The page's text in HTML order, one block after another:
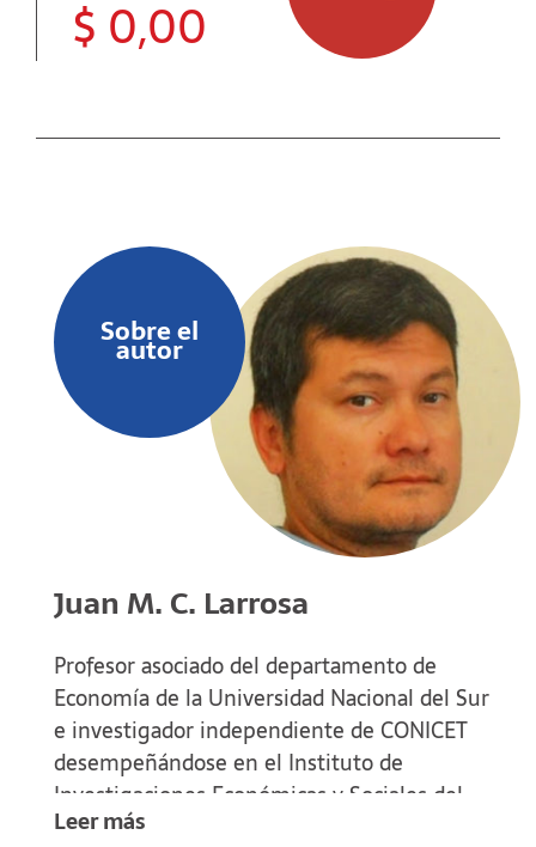
$ 0,00
Sobre el
autor
Juan M. C. Larrosa
Profesor asociado del departamento de
Economía de la Universidad Nacional del Sur
e investigador independiente de CONICET
desempeñándose en el Instituto de
Investigaciones Económicas y Sociales del
Sur (IIESS). Es cofundador del IPC Online,
Leer más